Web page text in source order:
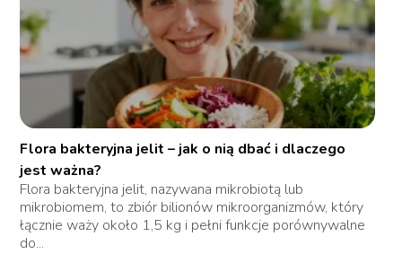
Flora bakteryjna jelit – jak o nią dbać i dlaczego
jest ważna?
Flora bakteryjna jelit, nazywana mikrobiotą lub
mikrobiomem, to zbiór bilionów mikroorganizmów, który
łącznie waży około 1,5 kg i pełni funkcje porównywalne
do...